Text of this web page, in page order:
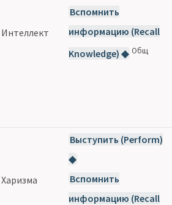
Интеллект
Вспомнить
информацию (Recall
Knowledge) ◆ Общ
Харизма
Выступить (Perform)
◆
Вспомнить
информацию (Recall